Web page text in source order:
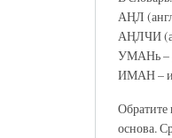
АҢЛ
АҢЛЧИ
УМАНь –
ИМАН –
основа.